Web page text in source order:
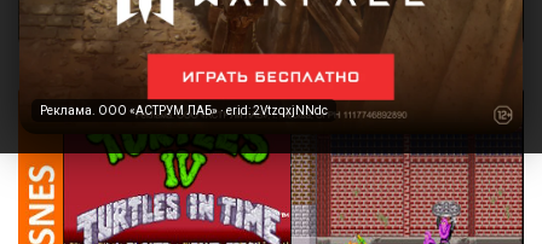
Реклама. ООО «АСТРУМ ЛАБ» · erid: 2VtzqxjNNdc
Реклама. ООО «АСТРУМ ЛАБ» · erid: 2VtzqxjNNdc